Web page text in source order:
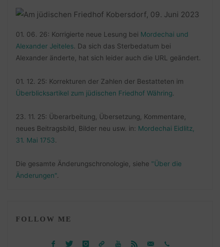
01. 06. 26: Korrigierte neue Lesung bei Mordechai und
Alexander Jeiteles. Da sich das Sterbedatum bei
Alexander änderte, hat sich leider auch die URL geändert.
01. 12. 25: Korrekturen der Zahlen der Bestatteten im
Überblicksartikel zum jüdischen Friedhof Währing.
23. 11. 25: Überarbeitung, Übersetzung, Kommentare,
neues Beitragsbild, Bilder neu usw. in: Mordechai Eidlitz,
31. Mai 1753.
Die gesamte Änderungschronologie, siehe "Über die
Änderungen".
FOLLOW ME